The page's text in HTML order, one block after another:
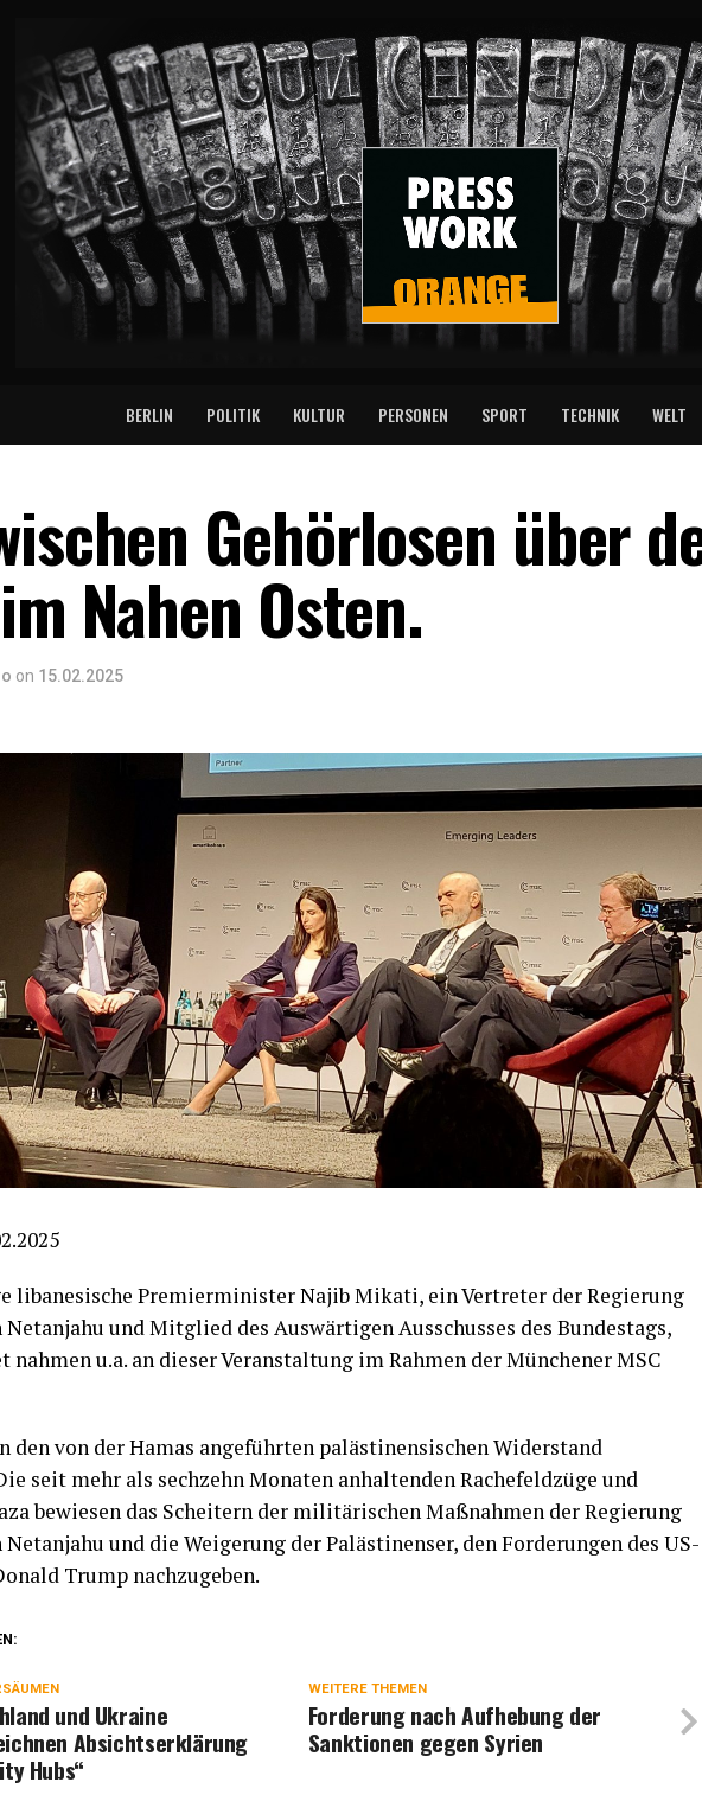
BERLIN POLITIK KULTUR PERSONEN SPORT TECHNIK WELT
Gehörlosen über
Nahen Osten.
on 15.02.2025
libanesische Premierminister Najib Mikati, ein Vertreter der Regierung
und Mitglied des Auswärtigen Ausschusses des Bundestags,
nahmen u.a. an dieser Veranstaltung im Rahmen der Münchener MSC
den von der Hamas angeführten palästinensischen Widerstand
seit mehr als sechzehn Monaten anhaltenden Rachefeldzüge und
bewiesen das Scheitern der militärischen Maßnahmen der Regierung
und die Weigerung der Palästinenser, den Forderungen des US-
Trump nachzugeben.
WEITERE THEMEN
Forderung nach Aufhebung der
Sanktionen gegen Syrien
und Ukraine
Absichtserklärung
Hubs“